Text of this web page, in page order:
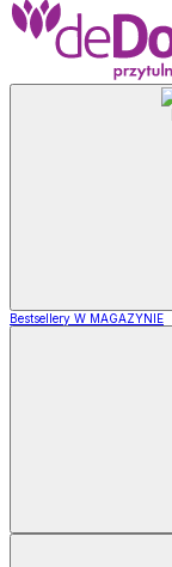
Bestsellery W MAGAZYNIE